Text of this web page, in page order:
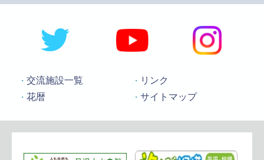
交流施設一覧
リンク
花暦
サイトマップ